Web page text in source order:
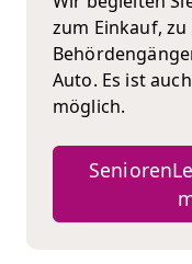
zum Einkauf,
Auto. Es ist
möglich.